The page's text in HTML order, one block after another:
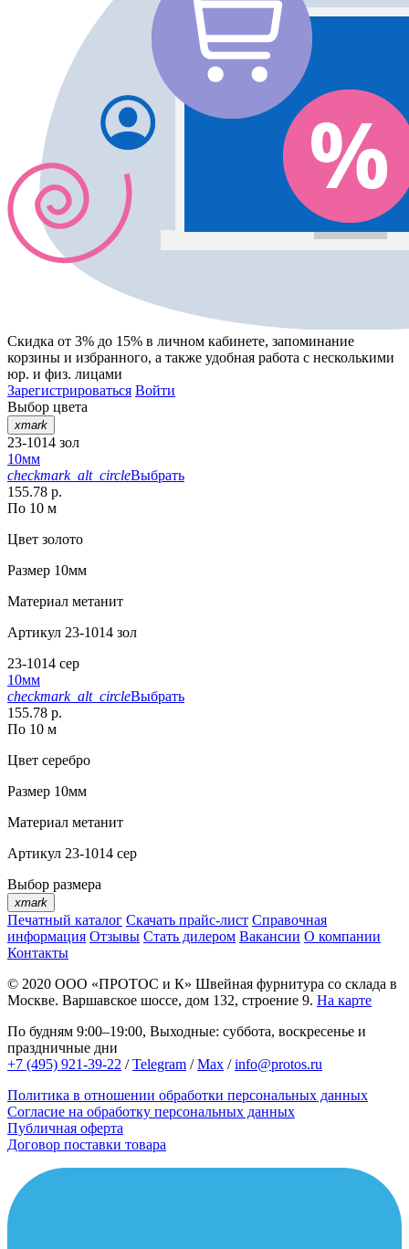
Скидка от 3% до 15% в личном кабинете, запоминание
корзины и избранного, а также удобная работа с несколькими
юр. и физ. лицами
Зарегистрироваться Войти
Выбор цвета
xmark
23-1014 зол
10мм
checkmark_alt_circleВыбрать
155.78 р.
По 10 м
Цвет золото
Размер 10мм
Материал метанит
Артикул 23-1014 зол
23-1014 сер
10мм
checkmark_alt_circleВыбрать
155.78 р.
По 10 м
Цвет серебро
Размер 10мм
Материал метанит
Артикул 23-1014 сер
Выбор размера
xmark
Печатный каталог Скачать прайс-лист Справочная
информация Отзывы Стать дилером Вакансии О компании
Контакты
© 2020 ООО «ПРОТОС и К» Швейная фурнитура со склада в
Москве. Варшавское шоссе, дом 132, строение 9. На карте
По будням 9:00–19:00, Выходные: суббота, воскресенье и
праздничные дни
+7 (495) 921-39-22 /Telegram /Max /info@protos.ru
Политика в отношении обработки персональных данных
Согласие на обработку персональных данных
Публичная оферта
Договор поставки товара